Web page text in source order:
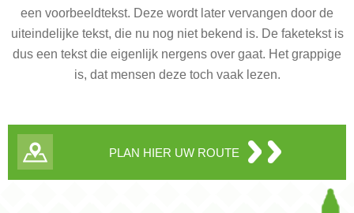
een voorbeeldtekst. Deze wordt later vervangen door de
uiteindelijke tekst, die nu nog niet bekend is. De faketekst is
dus een tekst die eigenlijk nergens over gaat. Het grappige
is, dat mensen deze toch vaak lezen.
PLAN HIER UW ROUTE